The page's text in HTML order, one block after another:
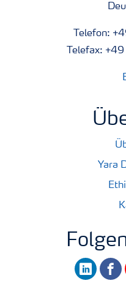
Telefon:
Telefax:
Yara
linkedin